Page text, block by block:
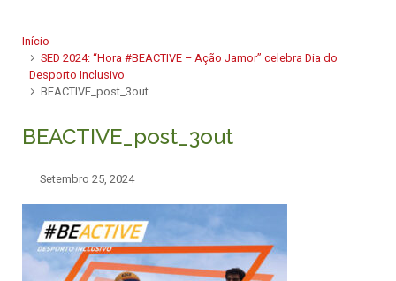
Início
SED 2024: “Hora #BEACTIVE – Ação Jamor” celebra Dia do
Desporto Inclusivo
BEACTIVE_post_3out
BEACTIVE_post_3out
Setembro 25, 2024